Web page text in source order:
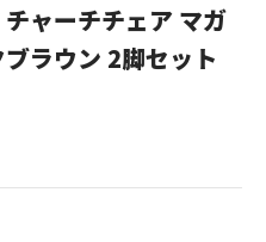
ャーチチェア マガ
ラウン 2脚セット